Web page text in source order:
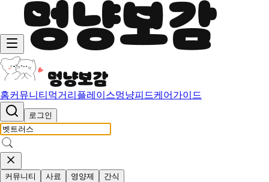
홈커뮤니티 먹거리 플레이스멍냥피드케어가이드
로그인
커뮤니티 사료 영양제 간식